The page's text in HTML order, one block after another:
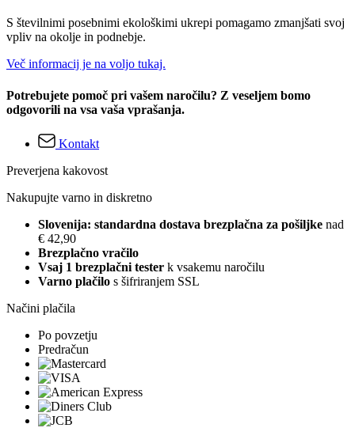
S številnimi posebnimi ekološkimi ukrepi pomagamo zmanjšati svoj
vpliv na okolje in podnebje.
Več informacij je na voljo tukaj.
Potrebujete pomoč pri vašem naročilu? Z veseljem bomo
odgovorili na vsa vaša vprašanja.
Kontakt
Preverjena kakovost
Nakupujte varno in diskretno
Slovenija: standardna dostava brezplačna za pošiljke nad
€ 42,90
Brezplačno vračilo
Vsaj 1 brezplačni tester k vsakemu naročilu
Varno plačilo s šifriranjem SSL
Načini plačila
Po povzetju
Predračun